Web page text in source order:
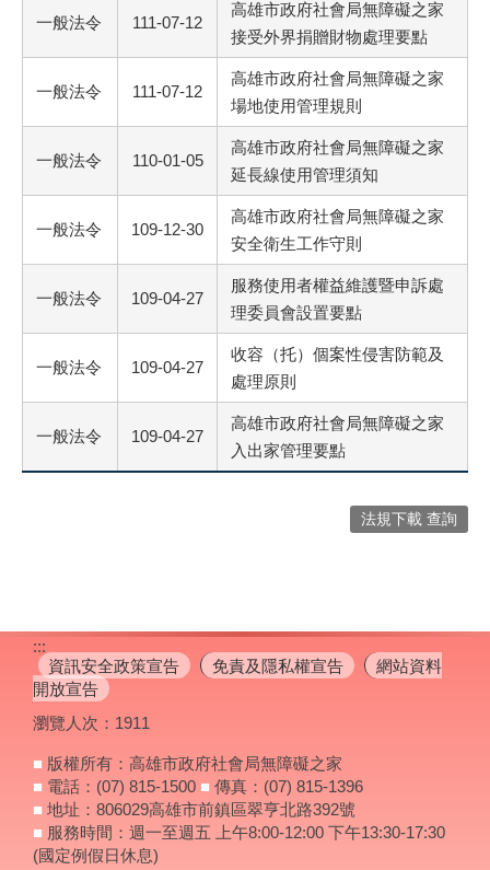
一般法令 111-07-12
高雄市政府社會局無障礙之家
接受外界捐贈財物處理要點
一般法令 111-07-12
高雄市政府社會局無障礙之家
場地使用管理規則
一般法令 110-01-05
高雄市政府社會局無障礙之家
延長線使用管理須知
一般法令 109-12-30
高雄市政府社會局無障礙之家
安全衛生工作守則
一般法令 109-04-27
服務使用者權益維護暨申訴處
理委員會設置要點
一般法令 109-04-27
收容（托）個案性侵害防範及
處理原則
一般法令 109-04-27
高雄市政府社會局無障礙之家
入出家管理要點
法規下載 查詢
:::
資訊安全政策宣告
免責及隱私權宣告
網站資料
開放宣告
瀏覽人次： 1911
■ 版權所有：高雄市政府社會局無障礙之家
■ 電話：(07) 815-1500 ■ 傳真：(07) 815-1396
■ 地址：806029高雄市前鎮區翠亨北路392號
■ 服務時間：週一至週五 上午8:00-12:00 下午13:30-17:30
(國定例假日休息)